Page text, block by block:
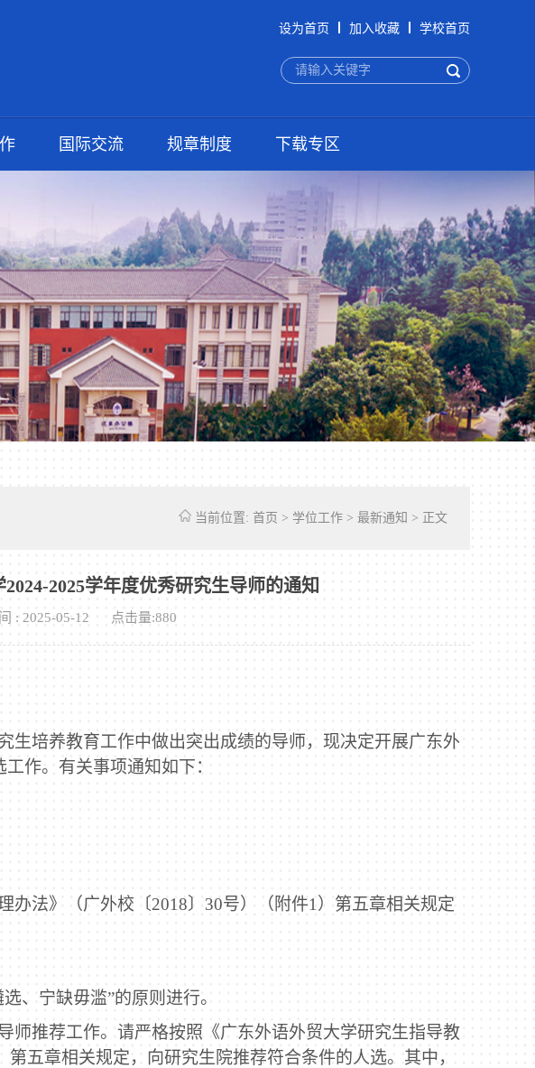
设为首页 加入收藏 学校首页
国际交流 规章制度 下载专区
当前位置: 首页 > 学位工作 > 最新通知 > 正文
2025学年度优秀研究生导师的通知
: 2025-05-12 点击量:880
生培养教育工作中做出突出成绩的导师，现决定开展广东外
作。有关事项通知如下：
办法》（广外校〔2018〕 30号）（附件1 ）第五章相关规定
、宁缺毋滥”的原则进行。
师推荐工作。请严格按照《广东外语外贸大学研究生指导教
第五章相关规定，向研究生院推荐符合条件的人选。其中，